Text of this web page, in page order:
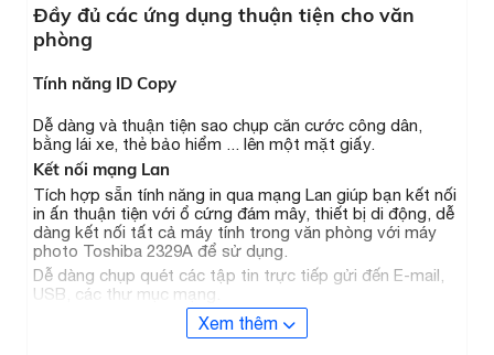
Đầy đủ các ứng dụng thuận tiện cho văn
phòng
Tính năng ID Copy
Dễ dàng và thuận tiện sao chụp căn cước công dân,
bằng lái xe, thẻ bảo hiểm ... lên một mặt giấy.
Kết nối mạng Lan
Tích hợp sẵn tính năng in qua mạng Lan giúp bạn kết nối
in ấn thuận tiện với ổ cứng đám mây, thiết bị di động, dễ
dàng kết nối tất cả máy tính trong văn phòng với máy
photo Toshiba 2329A để sử dụng.
Dễ dàng chụp quét các tập tin trực tiếp gửi đến E-mail,
USB, các thư mục mạng.
Xem thêm